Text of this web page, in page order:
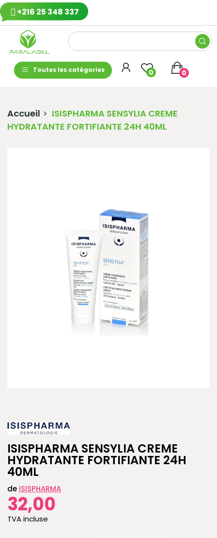
+216 25 348 337
Toutes les catégories 0 0
Accueil
ISISPHARMA SENSYLIA CREME
HYDRATANTE FORTIFIANTE 24H 40ML
ISISPHARMA SENSYLIA CREME
HYDRATANTE FORTIFIANTE 24H
40ML
de ISISPHARMA
32,00
TVA incluse